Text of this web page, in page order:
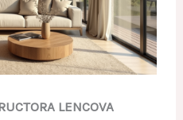
LENCOVA